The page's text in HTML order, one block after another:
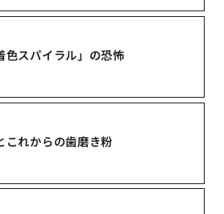
色スパイラル」の恐怖
これからの歯磨き粉